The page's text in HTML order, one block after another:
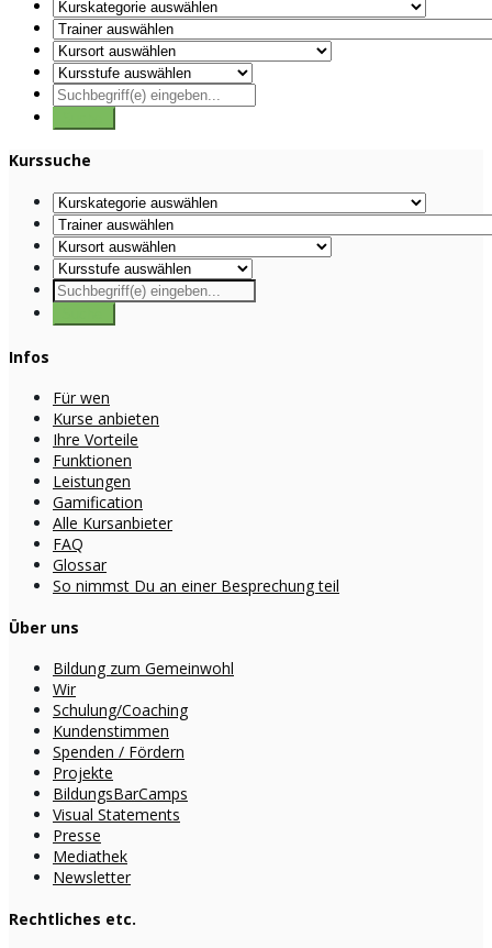
Kurssuche
Infos
Für wen
Kurse anbieten
Ihre Vorteile
Funktionen
Leistungen
Gamification
Alle Kursanbieter
FAQ
Glossar
So nimmst Du an einer Besprechung teil
Über uns
Bildung zum Gemeinwohl
Wir
Schulung/Coaching
Kundenstimmen
Spenden / Fördern
Projekte
BildungsBarCamps
Visual Statements
Presse
Mediathek
Newsletter
Rechtliches etc.